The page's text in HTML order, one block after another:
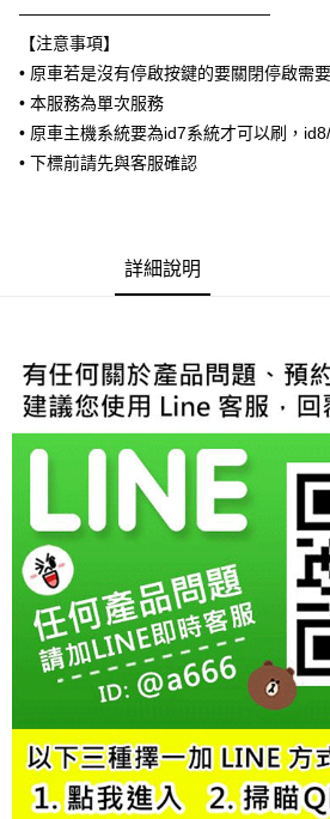
台灣樂天信用卡公司
相關說明
【關於「AFTEE先享後付」】
AFTEE先享後付是「在收到商品之後才付款」
１．簡單：不需註冊會員、不需綁卡、不需儲值
２．便利：只要手機號碼，簡訊認證，即可結帳
３．安心：先確認商品／服務後，再付款。
２．訂單成立數日內，您將收到繳費通知簡訊。
３．收到繳費通知簡訊後14天內，點擊此簡訊
後付繳納相關費用。
※ 交易是否成功請以「AFTEE先享後付 」之
是否繳費成功／繳費後需取消欲退款等相關疑
客戶支援中心」https://
１．透過由恩沛科技股份有限公司提供之「
易，需依本服務之必要範圍內提供個人資料，
權轉讓予恩沛科技股份有限公司。
２．關於個人資料處理事宜，請瀏覽以下網址：
https://aftee.tw/terms/#terms3
３．未成年的使用者請事先徵得法定代理人或
「AFTEE先享後付」，若未經同意申辦者引起
任。
４．使用「AFTEE先享後付」時，將依據個別
時審查核予不同之上限額度；若仍有額度不足
恩沛科技股份有限公司將有權停止該用戶之使
ATM付款
運送方式
宅配
———————————————
【注意事項】
• 原車若是沒有停啟按鍵的要關閉停啟需
• 本服務為單次服務
• 原車主機系統要為id7系統才可以刷，
• 下標前請先與客服確認
詳細說明